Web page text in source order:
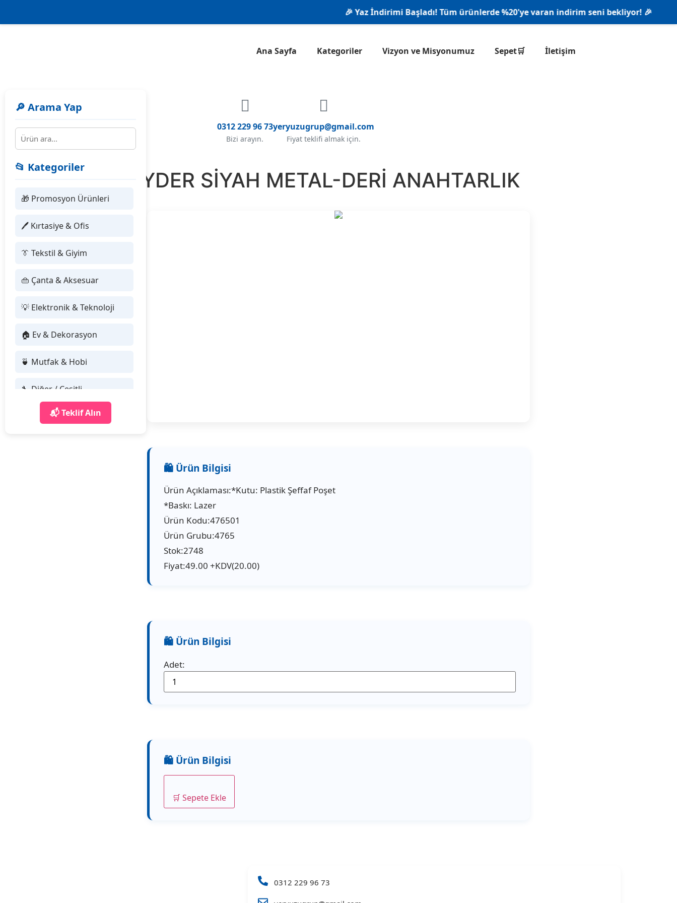
🎉 Yaz İndirimi Başladı! Tüm ürünlerde %20'ye varan indirim seni bekliyor! 🎉
Ana Sayfa Kategoriler Vizyon ve Misyonumuz Sepet🛒 İletişim
0312 229 96 73
Bizi arayın.
yeryuzugrup@gmail.com
Fiyat teklifi almak için.
🔎 Arama Yap
📂 Kategoriler
🎁 Promosyon Ürünleri
🖊 Kırtasiye & Ofis
👔 Tekstil & Giyim
👜 Çanta & Aksesuar
💡 Elektronik & Teknoloji
🏠 Ev & Dekorasyon
🍵 Mutfak & Hobi
🔧 Diğer / Çeşitli
📬 Teklif Alın
476501 AYDER SİYAH METAL-DERİ ANAHTARLIK
Ürün Açıklaması:*Kutu: Plastik Şeffaf Poşet
*Baskı: Lazer
Ürün Kodu:476501
Ürün Grubu:4765
Stok:2748
Fiyat:49.00 +KDV(20.00)
Adet:
🛒 Sepete Ekle
0312 229 96 73